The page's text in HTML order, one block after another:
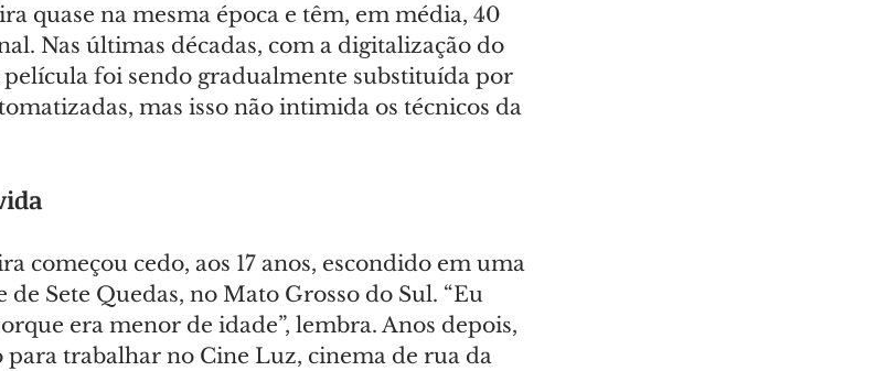
quase na mesma época e têm, em média, 40
Nas últimas décadas, com a digitalização do
foi sendo gradualmente substituída por
mas isso não intimida os técnicos da
começou cedo, aos 17 anos, escondido em uma
Sete Quedas, no Mato Grosso do Sul. “Eu
era menor de idade”, lembra. Anos depois,
trabalhar no Cine Luz, cinema de rua da